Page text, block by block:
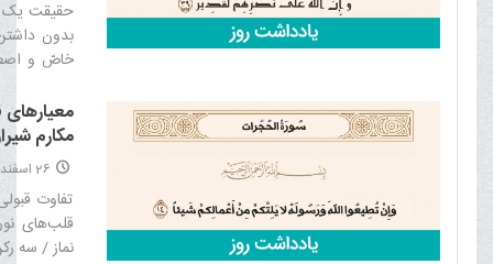
حقیقت یک
بدون
خاصّ و
موجودیّت
اسلامى
و استقلال
موظّفند
معیارهای
مکارم
26 اسفند 1404
تفاوت
قلب‌های
نماز / سه